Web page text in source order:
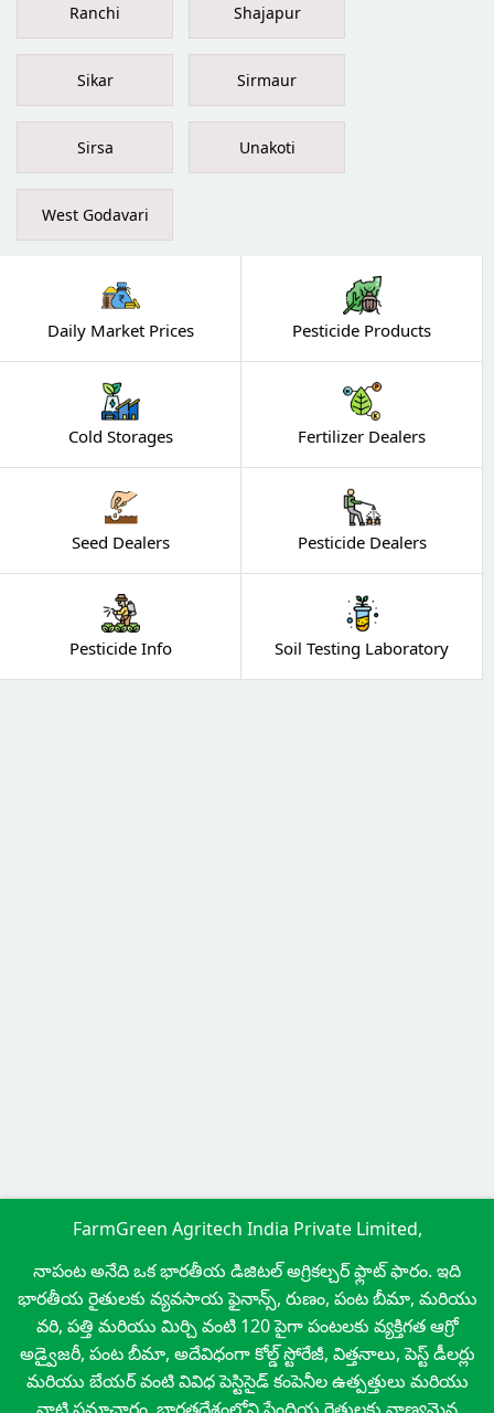
Ranchi Shajapur
Sikar Sirmaur
Sirsa Unakoti
West Godavari
Daily Market Prices Pesticide Products
Cold Storages Fertilizer Dealers
Seed Dealers Pesticide Dealers
Pesticide Info Soil Testing Laboratory
FarmGreen Agritech India Private Limited,
నాపంట అనేది ఒక భారతీయ డిజిటల్ అగ్రికల్చర్ ఫ్లాట్ ఫారం. ఇది
భారతీయ రైతులకు వ్యవసాయ ఫైనాన్స్, రుణం, పంట బీమా, మరియు
వరి, పత్తి మరియు మిర్చి వంటి 120 పైగా పంటలకు వ్యక్తిగత ఆగ్రో
అడ్వైజరీ, పంట బీమా, అదేవిధంగా కోల్డ్ స్టోరేజీ, విత్తనాలు, పెస్ట్ డీలర్లు
మరియు బేయర్ వంటి వివిధ పెస్టిసైడ్ కంపెనీల ఉత్పత్తులు మరియు